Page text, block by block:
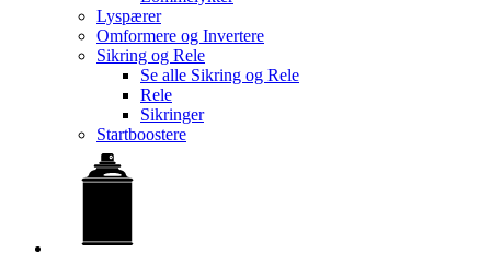
Lyspærer
Omformere og Invertere
Sikring og Rele
Se alle Sikring og Rele
Rele
Sikringer
Startboostere